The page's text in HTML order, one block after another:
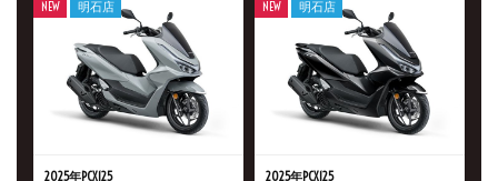
2025年PCX125
NEW 明石店
2025年PCX125
NEW 明石店